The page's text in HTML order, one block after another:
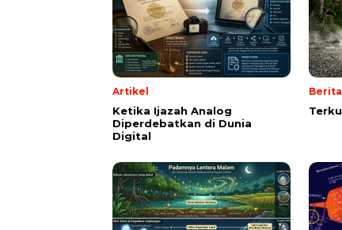
Artikel
Ketika Ijazah Analog
Diperdebatkan di Dunia
Digital
Berita